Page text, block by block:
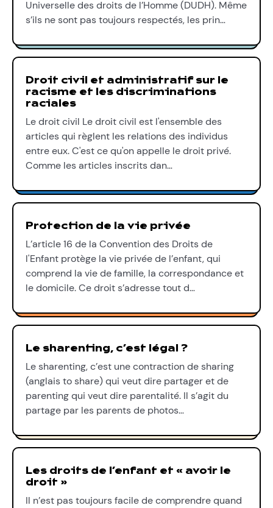
Universelle des droits de l’Homme (DUDH). Même
s’ils ne sont pas toujours respectés, les prin…
Droit civil et administratif sur le
racisme et les discriminations
raciales
Le droit civil Le droit civil est l'ensemble des
articles qui règlent les relations des individus
entre eux. C'est ce qu'on appelle le droit privé.
Comme les articles inscrits dan…
Protection de la vie privée
L’article 16 de la Convention des Droits de
l'Enfant protège la vie privée de l’enfant, qui
comprend la vie de famille, la correspondance et
le domicile. Ce droit s’adresse tout d…
Le sharenting, c’est légal ?
Le sharenting, c’est une contraction de sharing
(anglais to share) qui veut dire partager et de
parenting qui veut dire parentalité. Il s’agit du
partage par les parents de photos…
Les droits de l’enfant et « avoir le
droit »
Il n’est pas toujours facile de comprendre quand